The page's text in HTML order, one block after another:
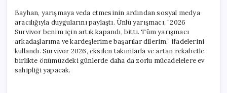
Bayhan, yarışmaya veda etmesinin ardından sosyal medya
aracılığıyla duygularını paylaştı. Ünlü yarışmacı, “2026
Survivor benim için artık kapandı, bitti. Tüm yarışmacı
arkadaşlarıma ve kardeşlerime başarılar dilerim,” ifadelerini
kullandı. Survivor 2026, eksilen takımlarla ve artan rekabetle
birlikte önümüzdeki günlerde daha da zorlu mücadelelere ev
sahipliği yapacak.